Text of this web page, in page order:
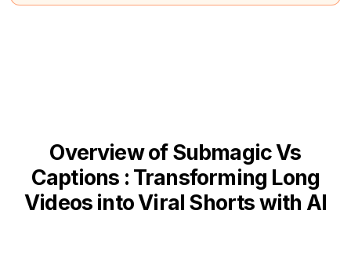
Overview of Submagic Vs
Captions : Transforming Long
Videos into Viral Shorts with AI